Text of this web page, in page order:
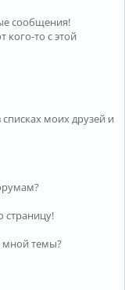
сообщения!
кого-то с этой
моих друзей и
страницу!
мной темы?